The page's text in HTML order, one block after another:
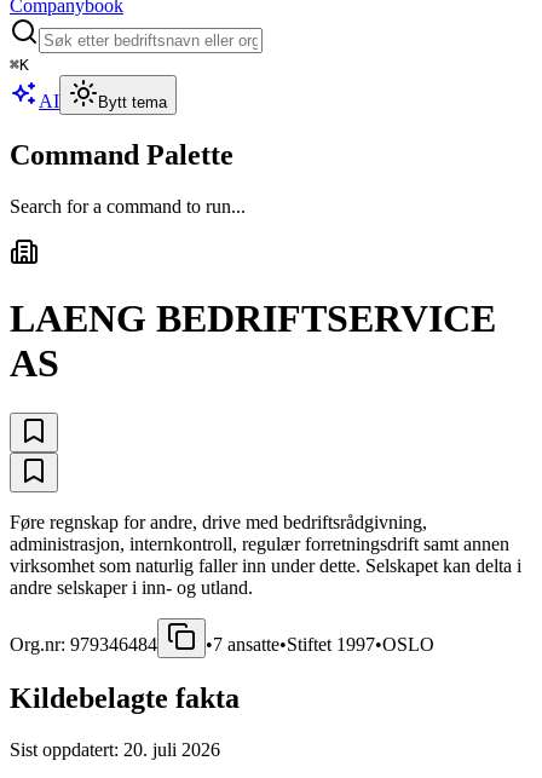
Companybook
⌘K
AI Bytt tema
Command Palette
Search for a command to run...
LAENG BEDRIFTSERVICE
AS
Føre regnskap for andre, drive med bedriftsrådgivning,
administrasjon, internkontroll, regulær forretningsdrift samt annen
virksomhet som naturlig faller inn under dette. Selskapet kan delta i
andre selskaper i inn- og utland.
Org.nr: 979346484 •7 ansatte•Stiftet 1997•OSLO
Kildebelagte fakta
Sist oppdatert: 20. juli 2026